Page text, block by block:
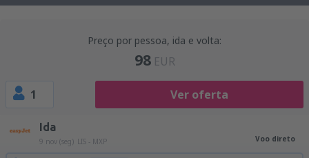
Preço por pessoa, ida e volta:
98 EUR
1 Ver oferta
Ida
9 nov (seg) LIS - MXP Voo direto